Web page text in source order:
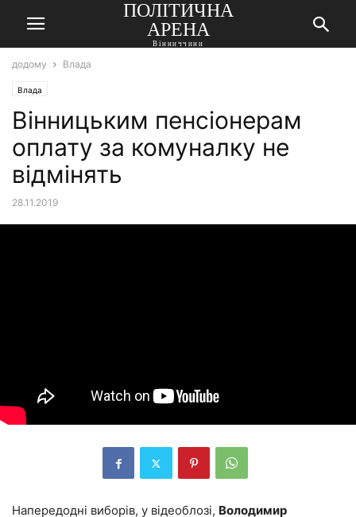
ПОЛІТИЧНА
АРЕНА
Вінниччини
додому Влада
Влада
Вінницьким пенсіонерам
оплату за комуналку не
відмінять
28.11.2019
Напередодні виборів, у відеоблозі, Володимир